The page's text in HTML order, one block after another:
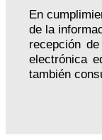
En
de la
recepción
electrónica
también